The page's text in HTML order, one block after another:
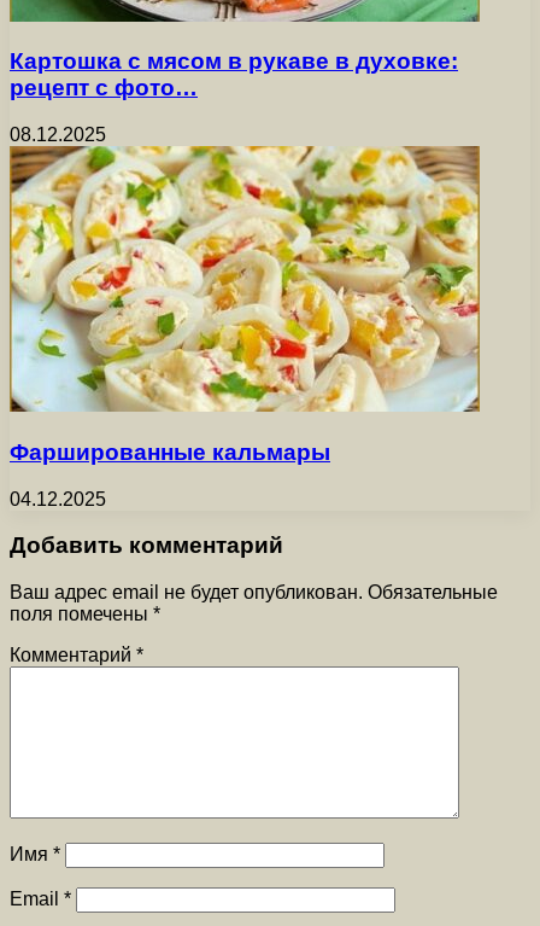
Картошка с мясом в рукаве в духовке:
рецепт с фото…
08.12.2025
Фаршированные кальмары
04.12.2025
Добавить комментарий
Ваш адрес email не будет опубликован. Обязательные
поля помечены *
Комментарий *
Имя *
Email *